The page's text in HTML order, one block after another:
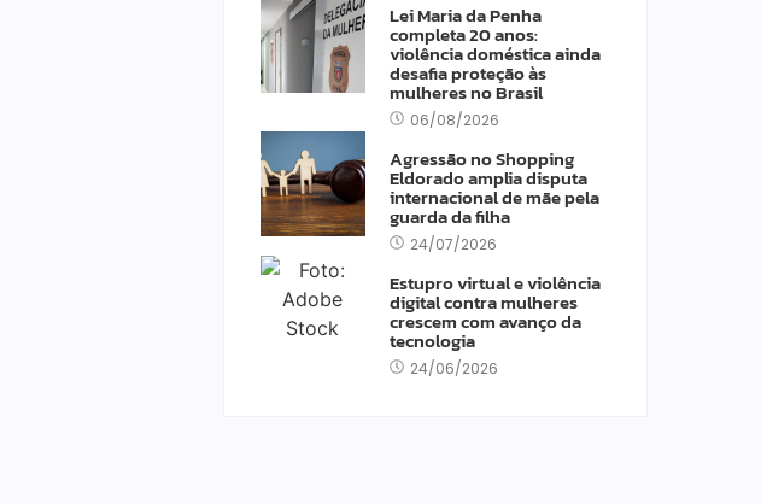
Lei Maria da Penha
completa 20 anos:
violência doméstica ainda
desafia proteção às
mulheres no Brasil
06/08/2026
Agressão no Shopping
Eldorado amplia disputa
internacional de mãe pela
guarda da filha
24/07/2026
Estupro virtual e violência
digital contra mulheres
crescem com avanço da
tecnologia
24/06/2026